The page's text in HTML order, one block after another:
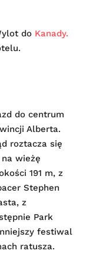
do Kanady.
do centrum
Alberta.
roztacza się
wieżę
191 m, z
Stephen
z
Park
festiwal
ratusza.